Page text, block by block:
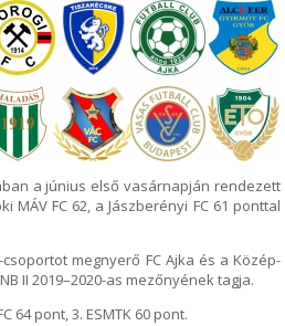
a június első vasárnapján rendezett
FC 62, a Jászberényi FC 61 ponttal
megnyerő FC Ajka és a Közép-
II 2019–2020-as mezőnyének tagja.
64 pont, 3. ESMTK 60 pont.